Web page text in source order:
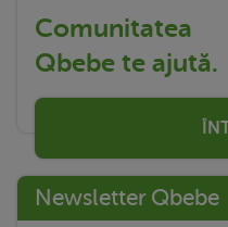
Comunitatea
Qbebe te ajută.
Newsletter Qbebe